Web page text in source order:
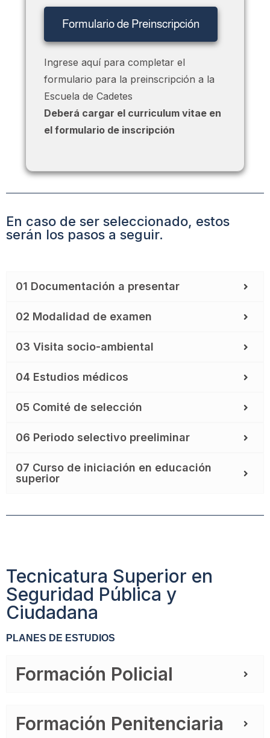
Formulario de Preinscripción
Ingrese aquí para completar el
formulario para la preinscripción a la
Escuela de Cadetes
Deberá cargar el curriculum vitae en
el formulario de inscripción
En caso de ser seleccionado, estos
serán los pasos a seguir.
01 Documentación a presentar
02 Modalidad de examen
03 Visita socio-ambiental
04 Estudios médicos
05 Comité de selección
06 Periodo selectivo preeliminar
07 Curso de iniciación en educación
superior
Tecnicatura Superior en
Seguridad Pública y
Ciudadana
PLANES DE ESTUDIOS
Formación Policial
Formación Penitenciaria